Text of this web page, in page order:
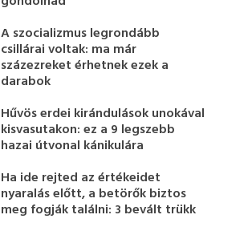
A szocializmus legrondább
csillárai voltak: ma már
százezreket érhetnek ezek a
darabok
Hűvös erdei kirándulások unokával
kisvasutakon: ez a 9 legszebb
hazai útvonal kánikulára
Ha ide rejted az értékeidet
nyaralás előtt, a betörők biztos
meg fogják találni: 3 bevált trükk